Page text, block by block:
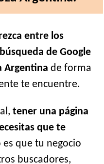
entre los
de Google
Argentina de forma
te encuentre.
tener una página
que te
que tu negocio
buscadores,